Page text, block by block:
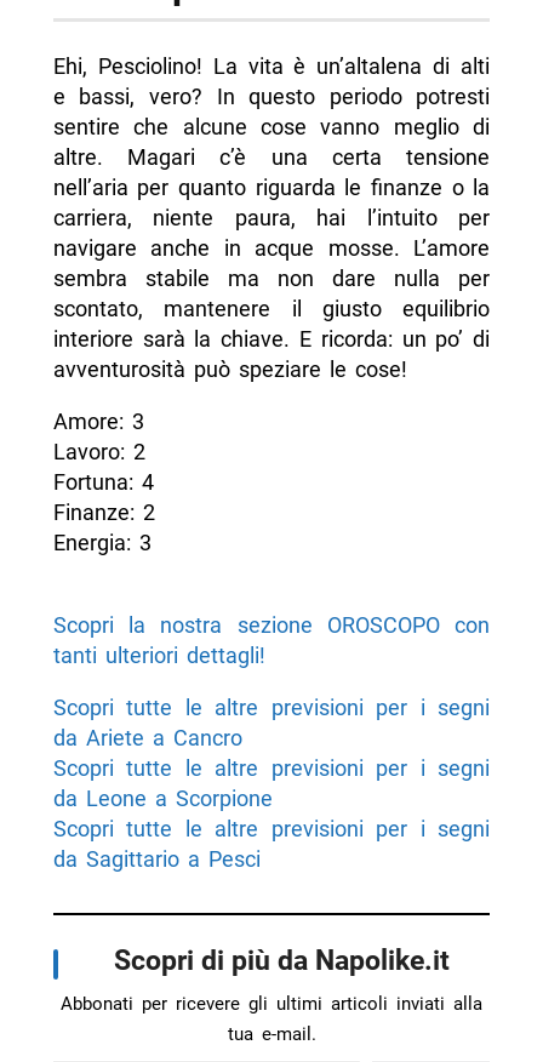
Ehi, Pesciolino! La vita è un’altalena di alti
e bassi, vero? In questo periodo potresti
sentire che alcune cose vanno meglio di
altre. Magari c’è una certa tensione
nell’aria per quanto riguarda le finanze o la
carriera, niente paura, hai l’intuito per
navigare anche in acque mosse. L’amore
sembra stabile ma non dare nulla per
scontato, mantenere il giusto equilibrio
interiore sarà la chiave. E ricorda: un po’ di
avventurosità può speziare le cose!
Amore: 3
Lavoro: 2
Fortuna: 4
Finanze: 2
Energia: 3
Scopri la nostra sezione OROSCOPO con
tanti ulteriori dettagli!
Scopri tutte le altre previsioni per i segni
da Ariete a Cancro
Scopri tutte le altre previsioni per i segni
da Leone a Scorpione
Scopri tutte le altre previsioni per i segni
da Sagittario a Pesci
Scopri di più da Napolike.it
Abbonati per ricevere gli ultimi articoli inviati alla
tua e-mail.